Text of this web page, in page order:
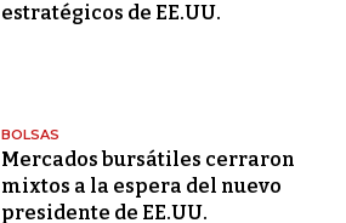
estratégicos de EE.UU.
BOLSAS
Mercados bursátiles cerraron
mixtos a la espera del nuevo
presidente de EE.UU.